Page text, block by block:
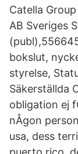
Catella
AB Sveriges
bokslut,
styrelse,
Säkerställda
obligation ej
nÅgon
usa, dess